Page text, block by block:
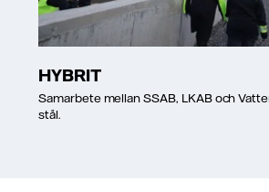
HYBRIT
Samarbete mellan SSAB, LKAB och
stål.